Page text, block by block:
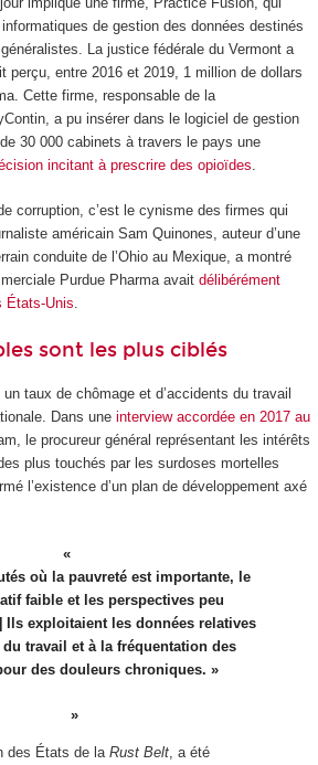
de gestion des données destinés
La justice fédérale du Vermont a
perçu, entre 2016 et 2019, 1 million de dollars
Cette firme, responsable de la
a pu insérer dans le logiciel de gestion
30 000 cabinets à travers le pays une
incitant à prescrire des opioïdes.
corruption, c’est le cynisme des firmes qui
américain Sam Quinones, auteur d’une
conduite de l’Ohio au Mexique, a montré
Purdue Pharma avait délibérément
États-Unis
sont les plus ciblés
taux de chômage et d’accidents du travail
Dans une interview accordée en 2017 au
le procureur général représentant les intérêts
plus touchés par les surdoses mortelles
l’existence d’un plan de développement axé
où la pauvreté est importante, le
faible et les perspectives peu
exploitaient les données relatives
travail et à la fréquentation des
des douleurs chroniques. »
des États de la Rust Belt, a été